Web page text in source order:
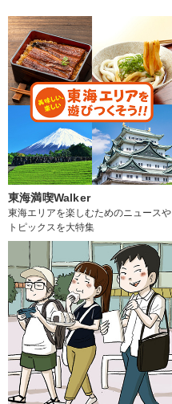
東海満喫Walker
東海エリアを楽しむためのニュースや
トピックスを大特集